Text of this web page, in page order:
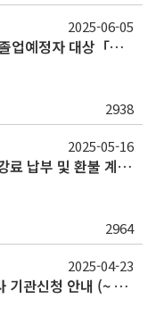
[안내] 2024학년도 후기(2025. 8월) 졸업예정자 대상「서울대학교 교과인증과정」이수 신청 안내
2938
2025-06-05
[공지] 2025학년도 하계 계절수업 수강료 납부 및 환불 계획 안내
2964
2025-05-16
[공지] 2025학년도 여름학기 교육봉사 기관신청 안내 (~ 5. 7. (수))
2025-04-23